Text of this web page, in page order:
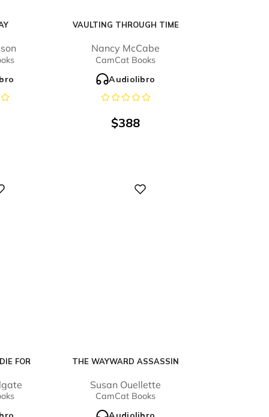
VAULTING THROUGH TIME
Nancy McCabe
CamCat Books
Audiolibro
$388
FOR THE WAYWARD ASSASSIN
Susan Ouellette
CamCat Books